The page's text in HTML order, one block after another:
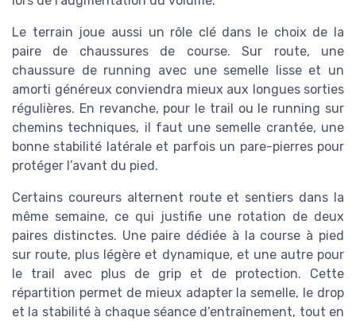
Le terrain joue aussi un rôle clé dans le choix de la
paire de chaussures de course. Sur route, une
chaussure de running avec une semelle lisse et un
amorti généreux conviendra mieux aux longues sorties
régulières. En revanche, pour le trail ou le running sur
chemins techniques, il faut une semelle crantée, une
bonne stabilité latérale et parfois un pare-pierres pour
protéger l’avant du pied.
Certains coureurs alternent route et sentiers dans la
même semaine, ce qui justifie une rotation de deux
paires distinctes. Une paire dédiée à la course à pied
sur route, plus légère et dynamique, et une autre pour
le trail avec plus de grip et de protection. Cette
répartition permet de mieux adapter la semelle, le drop
et la stabilité à chaque séance d’entraînement, tout en